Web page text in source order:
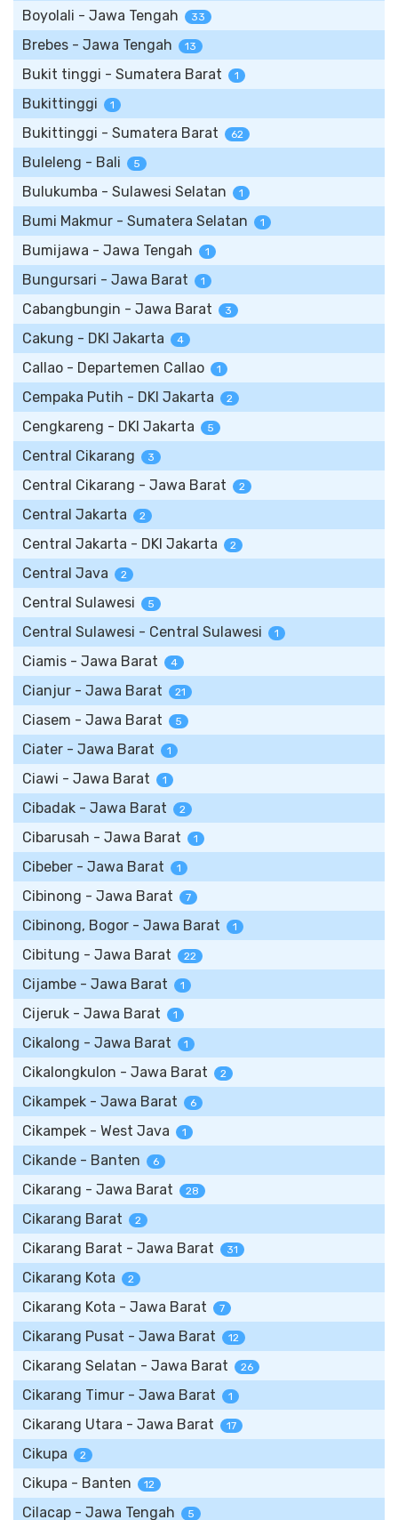
Boyolali - Jawa Tengah 33
Brebes - Jawa Tengah 13
Bukit tinggi - Sumatera Barat 1
Bukittinggi 1
Bukittinggi - Sumatera Barat 62
Buleleng - Bali 5
Bulukumba - Sulawesi Selatan 1
Bumi Makmur - Sumatera Selatan 1
Bumijawa - Jawa Tengah 1
Bungursari - Jawa Barat 1
Cabangbungin - Jawa Barat 3
Cakung - DKI Jakarta 4
Callao - Departemen Callao 1
Cempaka Putih - DKI Jakarta 2
Cengkareng - DKI Jakarta 5
Central Cikarang 3
Central Cikarang - Jawa Barat 2
Central Jakarta 2
Central Jakarta - DKI Jakarta 2
Central Java 2
Central Sulawesi 5
Central Sulawesi - Central Sulawesi 1
Ciamis - Jawa Barat 4
Cianjur - Jawa Barat 21
Ciasem - Jawa Barat 5
Ciater - Jawa Barat 1
Ciawi - Jawa Barat 1
Cibadak - Jawa Barat 2
Cibarusah - Jawa Barat 1
Cibeber - Jawa Barat 1
Cibinong - Jawa Barat 7
Cibinong, Bogor - Jawa Barat 1
Cibitung - Jawa Barat 22
Cijambe - Jawa Barat 1
Cijeruk - Jawa Barat 1
Cikalong - Jawa Barat 1
Cikalongkulon - Jawa Barat 2
Cikampek - Jawa Barat 6
Cikampek - West Java 1
Cikande - Banten 6
Cikarang - Jawa Barat 28
Cikarang Barat 2
Cikarang Barat - Jawa Barat 31
Cikarang Kota 2
Cikarang Kota - Jawa Barat 7
Cikarang Pusat - Jawa Barat 12
Cikarang Selatan - Jawa Barat 26
Cikarang Timur - Jawa Barat 1
Cikarang Utara - Jawa Barat 17
Cikupa 2
Cikupa - Banten 12
Cilacap - Jawa Tengah 5